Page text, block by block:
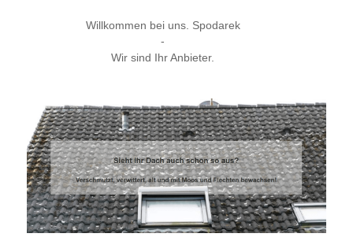
Willkommen bei uns. Spodarek
-
Wir sind Ihr Anbieter.